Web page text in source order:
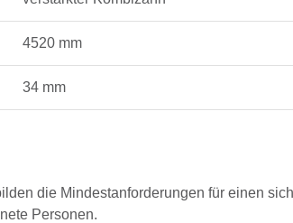
4520 mm
34 mm
die Mindestanforderungen für einen
Personen.